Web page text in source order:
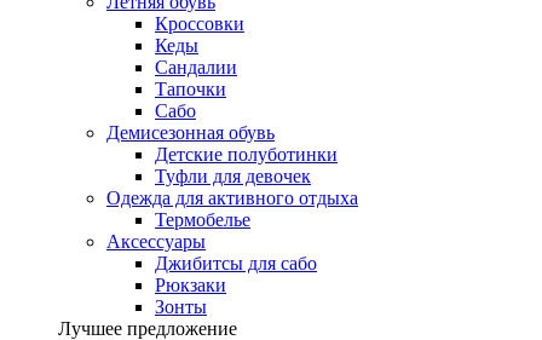
Кроссовки
Кеды
Сандалии
Тапочки
Сабо
Демисезонная обувь
Детские полуботинки
Туфли для девочек
Одежда для активного отдыха
Термобелье
Аксессуары
Джибитсы для сабо
Рюкзаки
Зонты
Лучшее предложение